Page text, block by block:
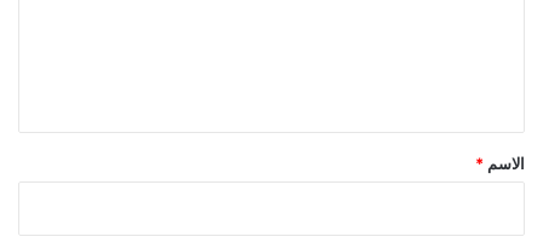
*
الاسم *